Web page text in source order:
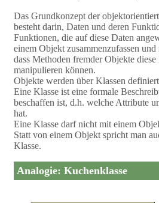
Das Grundkonzept der
besteht darin, Daten und deren
Funktionen, die auf diese Daten
einem Objekt zusammenzufassen
dass Methoden fremder Objekte
manipulieren können.
Objekte werden über Klassen
Eine Klasse ist eine formale
beschaffen ist, d.h. welche Attribute
hat.
Eine Klasse darf nicht mit einem
Statt von einem Objekt spricht man
Klasse.
Analogie: Kuchenklasse